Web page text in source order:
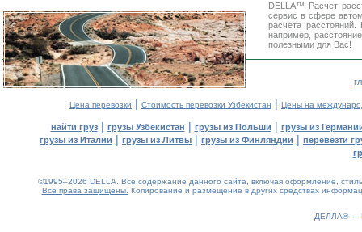
DELLA™ Расчет
сервис в сфере
расчета
например,
полезными для Вас!
Цена перевозки | Стоимость перевозки Узбекистан | Цены на
найти груз| грузы Узбекистан | грузы из Польши | грузы из
грузы из Италии | грузы из Литвы | грузы из Финляндии | перевезти
©1995–2026 DELLA. Все содержание данного сайта, включая оформление,
Все права защищены. Копирование и размещение в других средствах
ДЕЛЛА® —